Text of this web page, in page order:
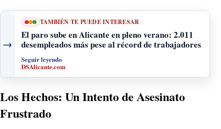
→
TAMBIÉN TE PUEDE INTERESAR
El paro sube en Alicante en pleno verano: 2.011
desempleados más pese al récord de trabajadores
Seguir leyendo
DSAlicante.com
Los Hechos: Un Intento de Asesinato
Frustrado